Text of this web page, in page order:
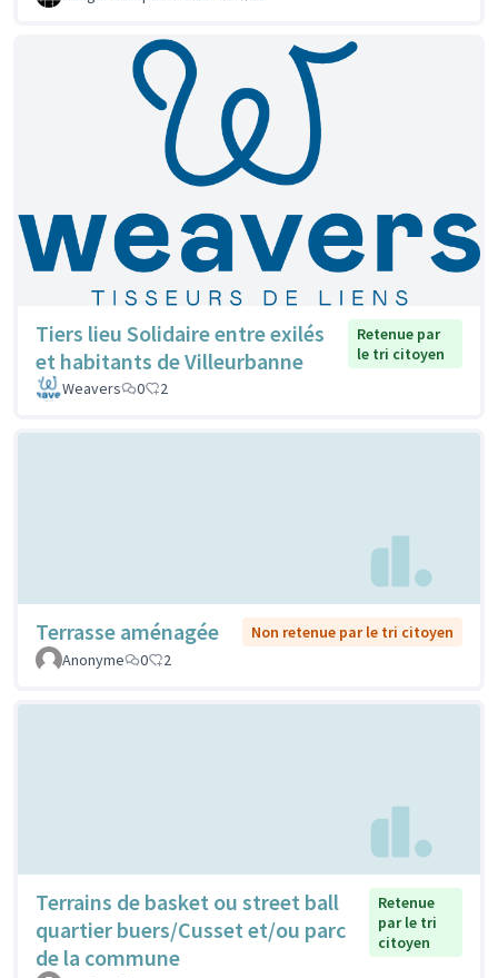
Tiers lieu Solidaire entre exilés
et habitants de Villeurbanne
Retenue par
le tri citoyen
Weavers
0 2
Terrasse aménagée
Non retenue par le tri citoyen
Anonyme
0 2
Terrains de basket ou street ball
quartier buers/Cusset et/ou parc
de la commune
Retenue
par le tri
citoyen